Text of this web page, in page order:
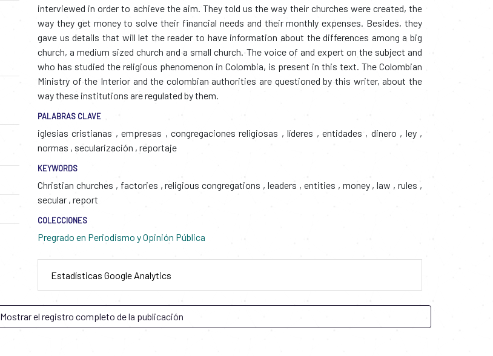
interviewed in order to achieve the aim. They told us the way their churches were created, the
way they get money to solve their financial needs and their monthly expenses. Besides, they
gave us details that will let the reader to have information about the differences among a big
church, a medium sized church and a small church. The voice of and expert on the subject and
who has studied the religious phenomenon in Colombia, is present in this text. The Colombian
Ministry of the Interior and the colombian authorities are questioned by this writer, about the
way these institutions are regulated by them.
PALABRAS CLAVE
iglesias cristianas , empresas , congregaciones religiosas , líderes , entidades , dinero , ley ,
normas , secularización , reportaje
KEYWORDS
Christian churches , factories , religious congregations , leaders , entities , money , law , rules ,
secular , report
COLECCIONES
Pregrado en Periodismo y Opinión Pública
Estadísticas Google Analytics
Mostrar el registro completo de la publicación